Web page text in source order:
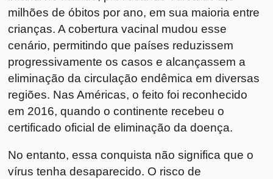
milhões de óbitos por ano, em sua maioria entre
crianças. A cobertura vacinal mudou esse
cenário, permitindo que países reduzissem
progressivamente os casos e alcançassem a
eliminação da circulação endêmica em diversas
regiões. Nas Américas, o feito foi reconhecido
em 2016, quando o continente recebeu o
certificado oficial de eliminação da doença.
No entanto, essa conquista não significa que o
vírus tenha desaparecido. O risco de